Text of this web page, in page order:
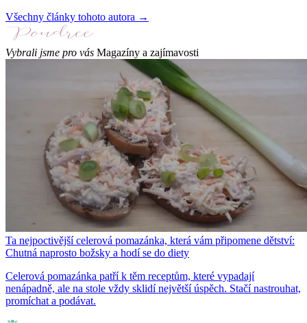
Všechny články tohoto autora →
Vybrali jsme pro vás Magazíny a zajímavosti
Ta nejpoctivější celerová pomazánka, která vám připomene dětství:
Chutná naprosto božsky a hodí se do diety
Celerová pomazánka patří k těm receptům, které vypadají
nenápadně, ale na stole vždy sklidí největší úspěch. Stačí nastrouhat,
promíchat a podávat.